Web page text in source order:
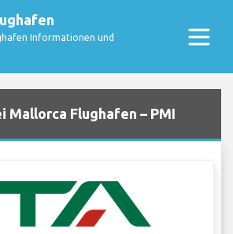
Informationen und
Mallorca Flughafen – PMI